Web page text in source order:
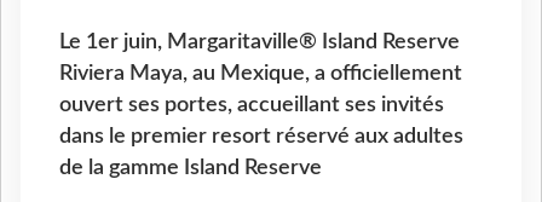
Le 1er juin, Margaritaville® Island Reserve
Riviera Maya, au Mexique, a officiellement
ouvert ses portes, accueillant ses invités
dans le premier resort réservé aux adultes
de la gamme Island Reserve